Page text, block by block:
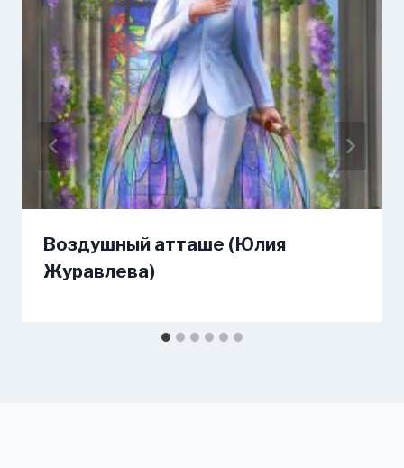
Воздушный атташе (Юлия
Журавлева)